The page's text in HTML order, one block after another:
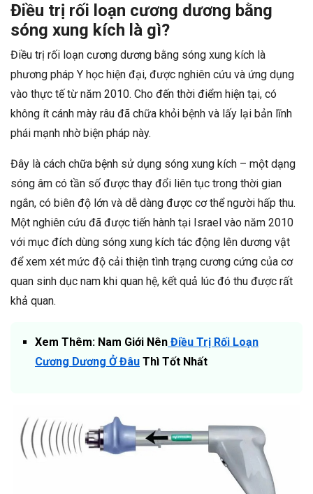
Điều trị rối loạn cương dương bằng
sóng xung kích là gì?
Điều trị rối loạn cương dương bằng sóng xung kích là
phương pháp Y học hiện đại, được nghiên cứu và ứng dụng
vào thực tế từ năm 2010. Cho đến thời điểm hiện tại, có
không ít cánh mày râu đã chữa khỏi bệnh và lấy lại bản lĩnh
phái mạnh nhờ biện pháp này.
Đây là cách chữa bệnh sử dụng sóng xung kích – một dạng
sóng âm có tần số được thay đổi liên tục trong thời gian
ngắn, có biên độ lớn và dễ dàng được cơ thể người hấp thu.
Một nghiên cứu đã được tiến hành tại Israel vào năm 2010
với mục đích dùng sóng xung kích tác động lên dương vật
để xem xét mức độ cải thiện tình trạng cương cứng của cơ
quan sinh dục nam khi quan hệ, kết quả lúc đó thu được rất
khả quan.
Xem Thêm: Nam Giới Nên Điều Trị Rối Loạn
Cương Dương Ở Đâu Thì Tốt Nhất